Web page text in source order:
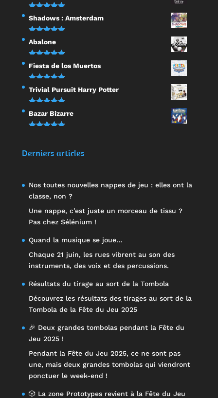
sur 5
Note5.00
sur 5
Shadows : Amsterdam
Note5.00
sur 5
Abalone
Note5.00
sur 5
Fiesta de los Muertos
Note5.00
sur 5
Trivial Pursuit Harry Potter
Note5.00
sur 5
Bazar Bizarre
Derniers articles
Nos toutes nouvelles nappes de jeu : elles ont la
classe, non ?
Une nappe, c’est juste un morceau de tissu ?
Pas chez Sélénium !
Quand la musique se joue…
Chaque 21 juin, les rues vibrent au son des
instruments, des voix et des percussions.
Résultats du tirage au sort de la Tombola
Découvrez les résultats des tirages au sort de la
Tombola de la Fête du Jeu 2025
🎉 Deux grandes tombolas pendant la Fête du
Jeu 2025 !
Pendant la Fête du Jeu 2025, ce ne sont pas
une, mais deux grandes tombolas qui viendront
ponctuer le week-end !
🎲 La zone Prototypes revient à la Fête du Jeu